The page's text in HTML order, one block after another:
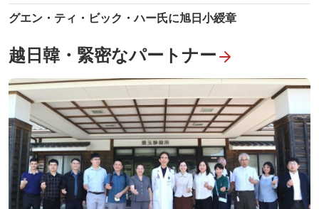
中部ならではの水上マーケット「グー・ミー・タイン」
グエン・ティ・ビック・ハー氏に旭日小綬章
越日韓・緊密なパートナー